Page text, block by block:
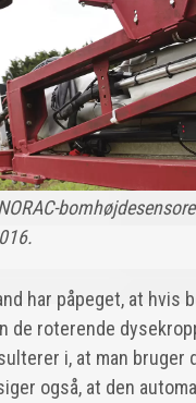
har påpeget, at hvis
de roterende
i, at man bruger
også, at den